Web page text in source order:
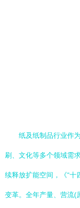
纸及纸制品行业作
刷、文化等多个领域需
续释放扩能空间，《“十
变革。全年产量、营流(